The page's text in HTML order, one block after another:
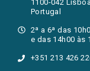
1100-042
Portugal
2ª a 6ª das
e das 14h00 às
+351 213 426